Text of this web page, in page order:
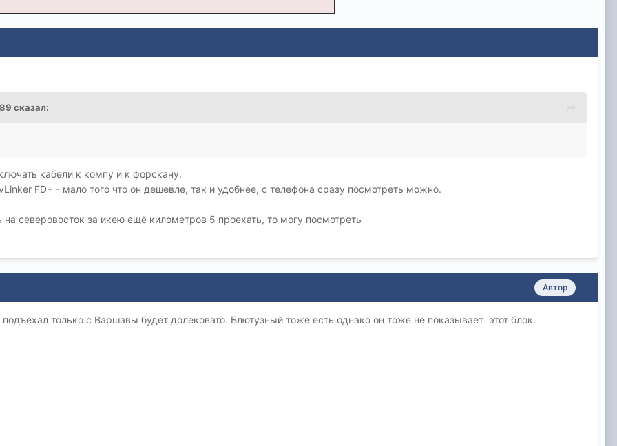
сказал:
кабели к компу и к форскану.
FD+ - мало того что он дешевле, так и удобнее, с телефона сразу посмотреть можно.
северовосток за икею ещё километров 5 проехать, то могу посмотреть
Автор
только с Варшавы будет долековато. Блютузный тоже есть однако он тоже не показывает этот блок.